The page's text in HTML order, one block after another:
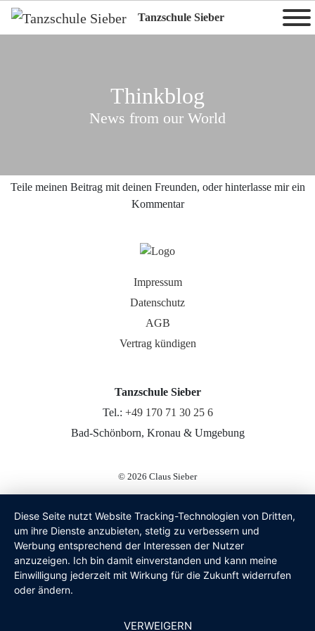
Tanzschule Sieber
Thinkblog
News from our World
Teile meinen Beitrag mit deinen Freunden, oder hinterlasse mir ein
Kommentar
Impressum
Datenschutz
AGB
Vertrag kündigen
Tanzschule Sieber
Tel.: +49 170 71 30 25 6
Bad-Schönborn, Kronau & Umgebung
© 2026 Claus Sieber
Diese Seite nutzt Website Tracking-Technologien von Dritten,
um ihre Dienste anzubieten, stetig zu verbessern und
Werbung entsprechend der Interessen der Nutzer
anzuzeigen. Ich bin damit einverstanden und kann meine
Einwilligung jederzeit mit Wirkung für die Zukunft widerrufen
oder ändern.
VERWEIGERN